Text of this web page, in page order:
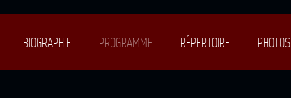
BIOGRAPHIE PROGRAMME RÉPERTOIRE PHOTOS